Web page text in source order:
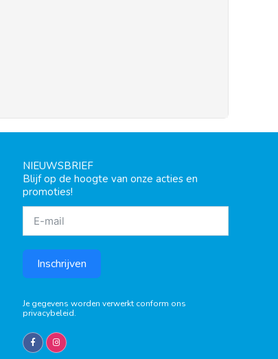
NIEUWSBRIEF
Blijf op de hoogte van onze acties en
promoties!
Inschrijven
Je gegevens worden verwerkt conform ons
privacybeleid.